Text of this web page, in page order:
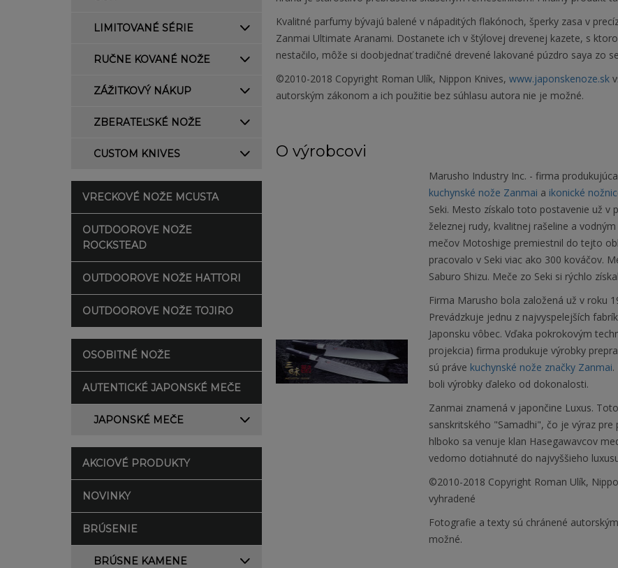
LIMITOVANÉ SÉRIE
RUČNE KOVANÉ NOŽE
ZÁŽITKOVÝ NÁKUP
ZBERATEĽSKÉ NOŽE
CUSTOM KNIVES
VRECKOVÉ NOŽE MCUSTA
OUTDOOROVE NOŽE
ROCKSTEAD
OUTDOOROVE NOŽE HATTORI
OUTDOOROVE NOŽE TOJIRO
OSOBITNÉ NOŽE
AUTENTICKÉ JAPONSKÉ MEČE
JAPONSKÉ MEČE
AKCIOVÉ PRODUKTY
NOVINKY
BRÚSENIE
BRÚSNE KAMENE
Kvalitné parfumy bývajú balené v nápaditých flakónoch, šperky zasa v
Zanmai Ultimate Aranami. Dostanete ich v štýlovej drevenej kazete, s
nestačilo, môže si doobjednať tradičné drevené lakované púzdro saya zo
©2010-2018 Copyright Roman Ulík, Nippon Knives, www.japonskenoze.sk
autorským zákonom a ich použitie bez súhlasu autora nie je možné.
O výrobcovi
Marusho Industry Inc. - firma
kuchynské nože Zanmai a ikonické
Seki. Mesto získalo toto postavenie už v
železnej rudy, kvalitnej rašeline a
mečov Motoshige premiestnil do tejto
pracovalo v Seki viac ako 300 kováčov.
Saburo Shizu. Meče zo Seki si rýchlo
Firma Marusho bola založená už v roku
Prevádzkuje jednu z najvyspelejších
Japonsku vôbec. Vďaka pokrokovým
projekcia) firma produkuje výrobky
sú práve kuchynské nože značky Zanmai.
boli výrobky ďaleko od dokonalosti.
Zanmai znamená v japončine Luxus.
sanskritského "Samadhi", čo je výraz
hlboko sa venuje klan Hasegawavcov
vedomo dotiahnuté do najvyššieho
©2010-2018 Copyright Roman Ulík,
vyhradené
Fotografie a texty sú chránené
možné.